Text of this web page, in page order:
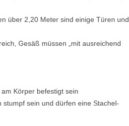
über 2,20 Meter sind einige Türen und
Gesäß müssen „mit ausreichend
Körper befestigt sein
sein und dürfen eine Stachel-